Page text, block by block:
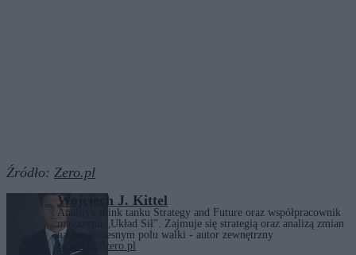
Źródło: Zero.pl
Wojciech J. Kittel
Analityk think tanku Strategy and Future oraz współpracownik
magazynu „Układ Sił”. Zajmuje się strategią oraz analizą zmian
na współczesnym polu walki - autor zewnętrzny
redakcja@zero.pl